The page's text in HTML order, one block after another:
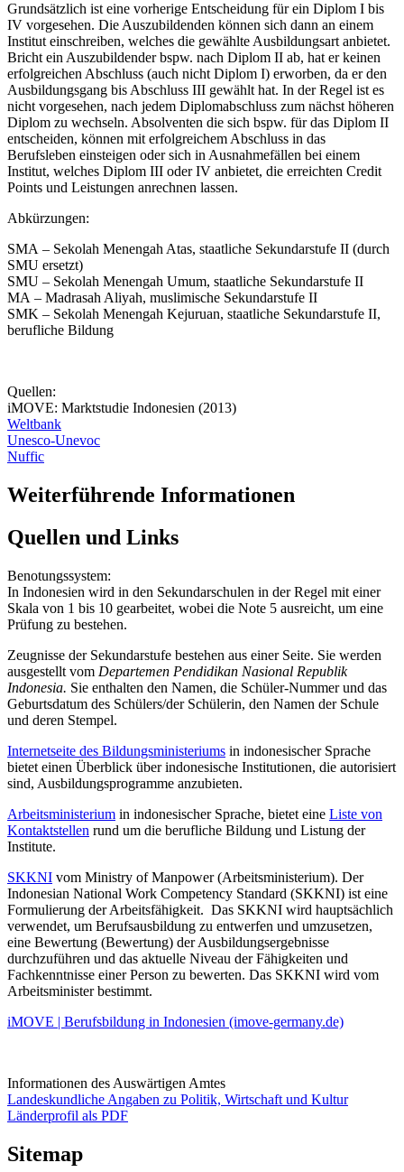
Grundsätzlich ist eine vorherige Entscheidung für ein Diplom I bis
IV vorgesehen. Die Auszubildenden können sich dann an einem
Institut einschreiben, welches die gewählte Ausbildungsart anbietet.
Bricht ein Auszubildender bspw. nach Diplom II ab, hat er keinen
erfolgreichen Abschluss (auch nicht Diplom I) erworben, da er den
Ausbildungsgang bis Abschluss III gewählt hat. In der Regel ist es
nicht vorgesehen, nach jedem Diplomabschluss zum nächst höheren
Diplom zu wechseln. Absolventen die sich bspw. für das Diplom II
entscheiden, können mit erfolgreichem Abschluss in das
Berufsleben einsteigen oder sich in Ausnahmefällen bei einem
Institut, welches Diplom III oder IV anbietet, die erreichten Credit
Points und Leistungen anrechnen lassen.
Abkürzungen:
SMA – Sekolah Menengah Atas, staatliche Sekundarstufe II (durch
SMU ersetzt)
SMU – Sekolah Menengah Umum, staatliche Sekundarstufe II
MA – Madrasah Aliyah, muslimische Sekundarstufe II
SMK – Sekolah Menengah Kejuruan, staatliche Sekundarstufe II,
berufliche Bildung
Quellen:
iMOVE: Marktstudie Indonesien (2013)
Weltbank
Unesco-Unevoc
Nuffic
Weiterführende Informationen
Quellen und Links
Benotungssystem:
In Indonesien wird in den Sekundarschulen in der Regel mit einer
Skala von 1 bis 10 gearbeitet, wobei die Note 5 ausreicht, um eine
Prüfung zu bestehen.
Zeugnisse der Sekundarstufe bestehen aus einer Seite. Sie werden
ausgestellt vom Departemen Pendidikan Nasional Republik
Indonesia. Sie enthalten den Namen, die Schüler-Nummer und das
Geburtsdatum des Schülers/der Schülerin, den Namen der Schule
und deren Stempel.
Internetseite des Bildungsministeriums in indonesischer Sprache
bietet einen Überblick über indonesische Institutionen, die autorisiert
sind, Ausbildungsprogramme anzubieten.
Arbeitsministerium in indonesischer Sprache, bietet eine Liste von
Kontaktstellen rund um die berufliche Bildung und Listung der
Institute.
SKKNI vom Ministry of Manpower (Arbeitsministerium). Der
Indonesian National Work Competency Standard (SKKNI) ist eine
Formulierung der Arbeitsfähigkeit. Das SKKNI wird hauptsächlich
verwendet, um Berufsausbildung zu entwerfen und umzusetzen,
eine Bewertung (Bewertung) der Ausbildungsergebnisse
durchzuführen und das aktuelle Niveau der Fähigkeiten und
Fachkenntnisse einer Person zu bewerten. Das SKKNI wird vom
Arbeitsminister bestimmt.
iMOVE | Berufsbildung in Indonesien (imove-germany.de)
Informationen des Auswärtigen Amtes
Landeskundliche Angaben zu Politik, Wirtschaft und Kultur
Länderprofil als PDF
Sitemap